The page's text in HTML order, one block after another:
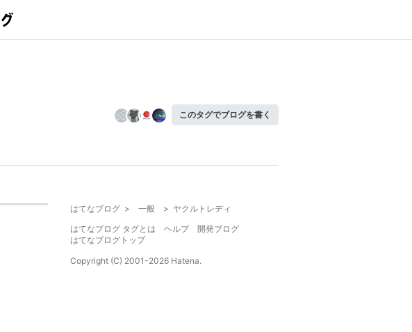
このタグでブログを書く
はてなブログ > 一般 > ヤクルトレディ
はてなブログ タグとは
ヘルプ
開発ブログ
はてなブログトップ
Copyright (C) 2001-2026 Hatena.